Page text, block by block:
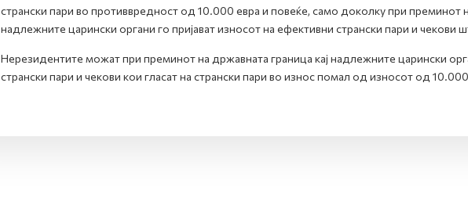
странски пари во противвредност од 10.000 евра и повеќе, само доколку при преминот
надлежните царински органи го пријават износот на ефективни странски пари и чекови
Нерезидентите можат при преминот на државната граница кај надлежните царински
странски пари и чекови кои гласат на странски пари во износ помал од износот од